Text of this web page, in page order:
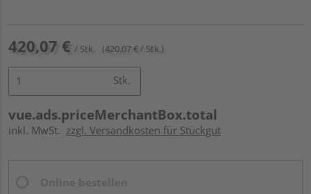
420,07 € / Stk. (420,07 € / Stk.)
Stk.
vue.ads.priceMerchantBox.total
inkl. MwSt. zzgl. Versandkosten für Stückgut